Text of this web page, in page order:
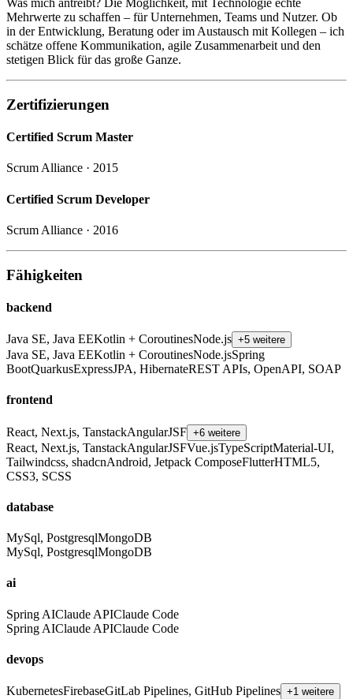
Was mich antreibt? Die Möglichkeit, mit Technologie echte
Mehrwerte zu schaffen – für Unternehmen, Teams und Nutzer. Ob
in der Entwicklung, Beratung oder im Austausch mit Kollegen – ich
schätze offene Kommunikation, agile Zusammenarbeit und den
stetigen Blick für das große Ganze.
Zertifizierungen
Certified Scrum Master
Scrum Alliance · 2015
Certified Scrum Developer
Scrum Alliance · 2016
Fähigkeiten
backend
Java SE, Java EEKotlin + CoroutinesNode.js +5 weitere
Java SE, Java EEKotlin + CoroutinesNode.jsSpring
BootQuarkusExpressJPA, HibernateREST APIs, OpenAPI, SOAP
frontend
React, Next.js, TanstackAngularJSF +6 weitere
React, Next.js, TanstackAngularJSFVue.jsTypeScriptMaterial-UI,
Tailwindcss, shadcnAndroid, Jetpack ComposeFlutterHTML5,
CSS3, SCSS
database
MySql, PostgresqlMongoDB
MySql, PostgresqlMongoDB
ai
Spring AIClaude APIClaude Code
Spring AIClaude APIClaude Code
devops
KubernetesFirebaseGitLab Pipelines, GitHub Pipelines +1 weitere